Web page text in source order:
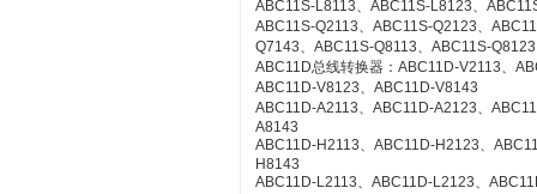
ABC11S-L8113、ABC11S-L8123、
ABC11S-Q2113、ABC11S-Q2123、
Q7143、ABC11S-Q8113、ABC11S-
ABC11D总线转换器：ABC11D-V2113、
ABC11D-V8123、ABC11D-V8143
ABC11D-A2113、ABC11D-A2123、
A8143
ABC11D-H2113、ABC11D-H2123、
H8143
ABC11D-L2113、ABC11D-L2123、